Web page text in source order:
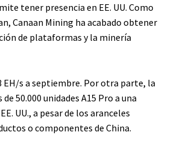
tener presencia en EE. UU. Como
Canaan Mining ha acabado obtener
de plataformas y la minería
EH/s a septiembre. Por otra parte, la
50.000 unidades A15 Pro a una
UU., a pesar de los aranceles
o componentes de China.